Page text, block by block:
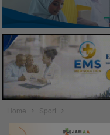
Home Sport